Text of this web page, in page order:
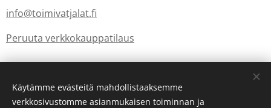
info@toimivatjalat.fi
Peruuta verkkokauppatilaus
Käytämme evästeitä mahdollistaaksemme
verkkosivustomme asianmukaisen toiminnan ja